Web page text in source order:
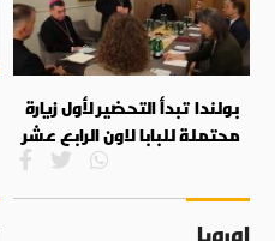
بولندا تبدأ التحضير لأول زيارة
محتملة للبابا لاون الرابع عشر